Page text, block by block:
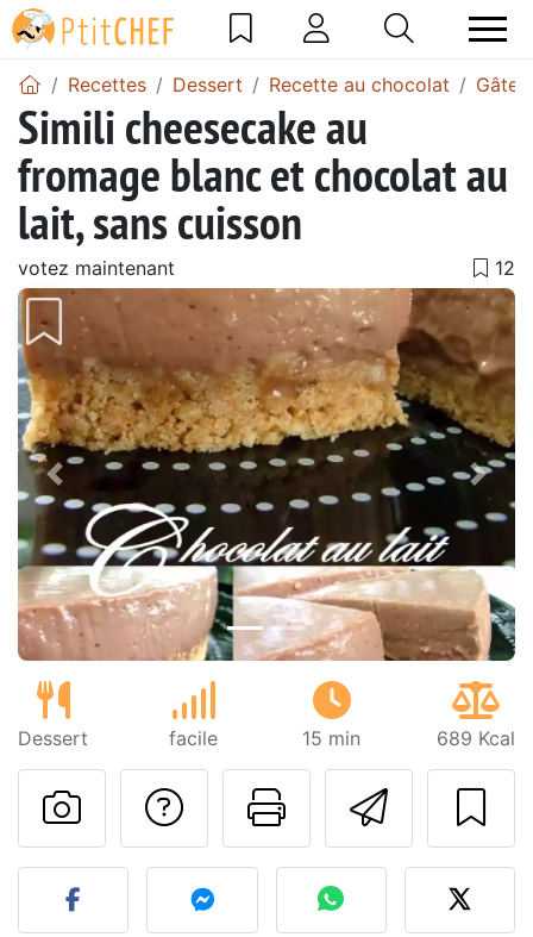
Recettes Dessert Recette au chocolat
Simili cheesecake au
fromage blanc et chocolat au
lait, sans cuisson
votez maintenant
Précédent
Dessert facile 15 min 689 Kcal
Imprimer
Poser une
Publier votre photo de